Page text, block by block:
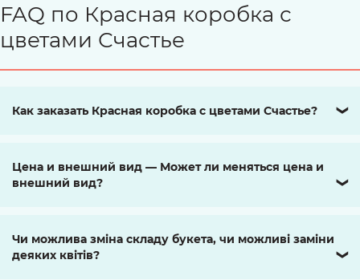
FAQ по Красная коробка с
цветами Счастье
Как заказать Красная коробка с цветами Счастье? ❯
Цена и внешний вид — Может ли меняться цена и
внешний вид?
❯
Чи можлива зміна складу букета, чи можливі заміни
деяких квітів?
❯